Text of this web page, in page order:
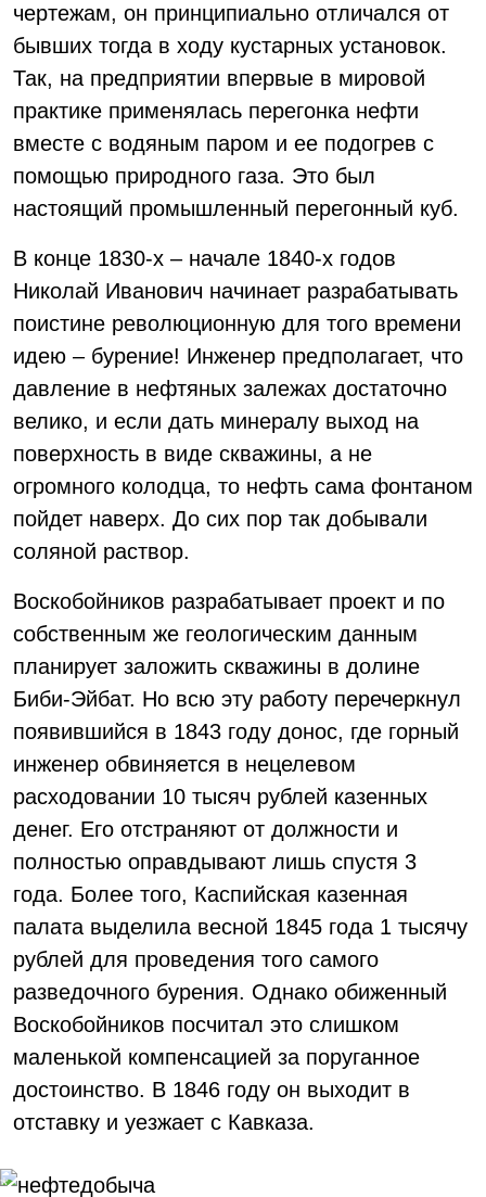
чертежам, он принципиально отличался от
бывших тогда в ходу кустарных установок.
Так, на предприятии впервые в мировой
практике применялась перегонка нефти
вместе с водяным паром и ее подогрев с
помощью природного газа. Это был
настоящий промышленный перегонный куб.
В конце 1830-х – начале 1840-х годов
Николай Иванович начинает разрабатывать
поистине революционную для того времени
идею – бурение! Инженер предполагает, что
давление в нефтяных залежах достаточно
велико, и если дать минералу выход на
поверхность в виде скважины, а не
огромного колодца, то нефть сама фонтаном
пойдет наверх. До сих пор так добывали
соляной раствор.
Воскобойников разрабатывает проект и по
собственным же геологическим данным
планирует заложить скважины в долине
Биби-Эйбат. Но всю эту работу перечеркнул
появившийся в 1843 году донос, где горный
инженер обвиняется в нецелевом
расходовании 10 тысяч рублей казенных
денег. Его отстраняют от должности и
полностью оправдывают лишь спустя 3
года. Более того, Каспийская казенная
палата выделила весной 1845 года 1 тысячу
рублей для проведения того самого
разведочного бурения. Однако обиженный
Воскобойников посчитал это слишком
маленькой компенсацией за поруганное
достоинство. В 1846 году он выходит в
отставку и уезжает с Кавказа.